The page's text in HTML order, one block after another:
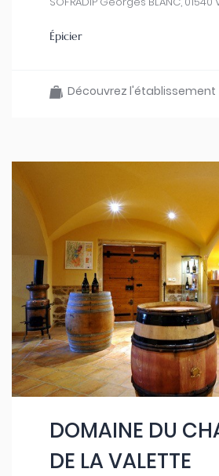
Épicier
Découvrez l'établissement
DOMAINE DU
DE LA VALETTE